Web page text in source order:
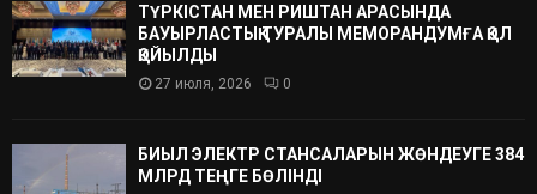
ТҮРКІСТАН МЕН РИШТАН АРАСЫНДА
БАУЫРЛАСТЫҚ ТУРАЛЫ МЕМОРАНДУМҒА ҚОЛ
ҚОЙЫЛДЫ
27 июля, 2026 0
БИЫЛ ЭЛЕКТР СТАНСАЛАРЫН ЖӨНДЕУГЕ 384
МЛРД ТЕҢГЕ БӨЛІНДІ